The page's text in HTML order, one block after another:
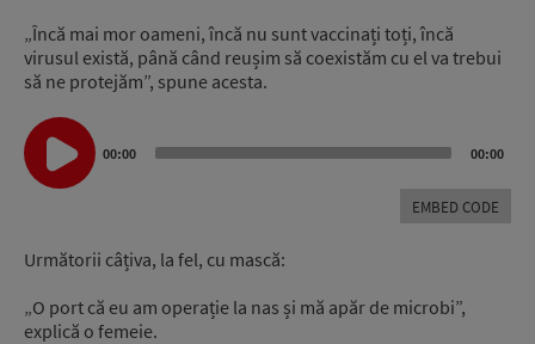
„Încă mai mor oameni, încă nu sunt vaccinați toți, încă
virusul există, până când reușim să coexistăm cu el va trebui
să ne protejăm”, spune acesta.
Audio
Player
00:00 00:00
EMBED CODE
Următorii câțiva, la fel, cu mască:
„O port că eu am operație la nas și mă apăr de microbi”,
explică o femeie.